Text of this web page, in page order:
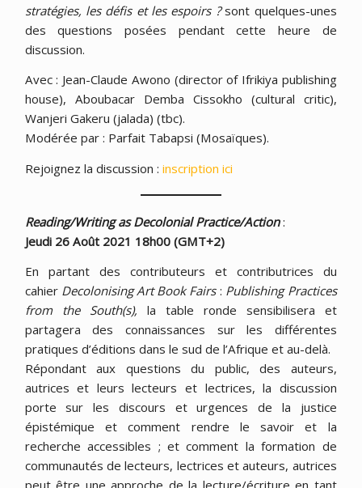
stratégies, les défis et les espoirs ?sont quelques-unes
des questions posées pendant cette heure de
discussion.
Avec : Jean-Claude Awono (director of Ifrikiya publishing
house), Aboubacar Demba Cissokho (cultural critic),
Wanjeri Gakeru (jalada) (tbc).
Modérée par : Parfait Tabapsi (Mosaïques).
Rejoignez la discussion : inscription ici
Reading/Writing as Decolonial Practice/Action:
Jeudi 26 Août 2021 18h00 (GMT+2)
En partant des contributeurs et contributrices du
cahier Decolonising Art Book Fairs : Publishing Practices
from the South(s), la table ronde sensibilisera et
partagera des connaissances sur les différentes
pratiques d’éditions dans le sud de l’Afrique et au-delà.
Répondant aux questions du public, des auteurs,
autrices et leurs lecteurs et lectrices, la discussion
porte sur les discours et urgences de la justice
épistémique et comment rendre le savoir et la
recherche accessibles ; et comment la formation de
communautés de lecteurs, lectrices et auteurs, autrices